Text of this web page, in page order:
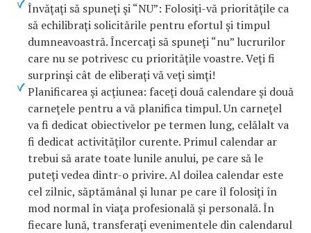
Învăţaţi să spuneţi şi “NU”: Folosiţi-vă priorităţile ca
să echilibraţi solicitările pentru efortul şi timpul
dumneavoastră. Încercaţi să spuneţi “nu” lucrurilor
care nu se potrivesc cu priorităţile voastre. Veţi fi
surprinşi cât de eliberaţi vă veţi simţi!
Planificarea şi acţiunea: faceţi două calendare şi două
carneţele pentru a vă planifica timpul. Un carneţel
va fi dedicat obiectivelor pe termen lung, celălalt va
fi dedicat activităţilor curente. Primul calendar ar
trebui să arate toate lunile anului, pe care să le
puteţi vedea dintr-o privire. Al doilea calendar este
cel zilnic, săptămânal şi lunar pe care îl folosiţi în
mod normal în viaţa profesională şi personală. În
fiecare lună, transferaţi evenimentele din calendarul